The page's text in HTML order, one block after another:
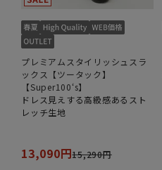
プレミアムスタイリッシュスラ
ックス【ツータック】
【Super100‘s】
ドレス見えする高級感あるスト
レッチ生地
13,090円15,290円